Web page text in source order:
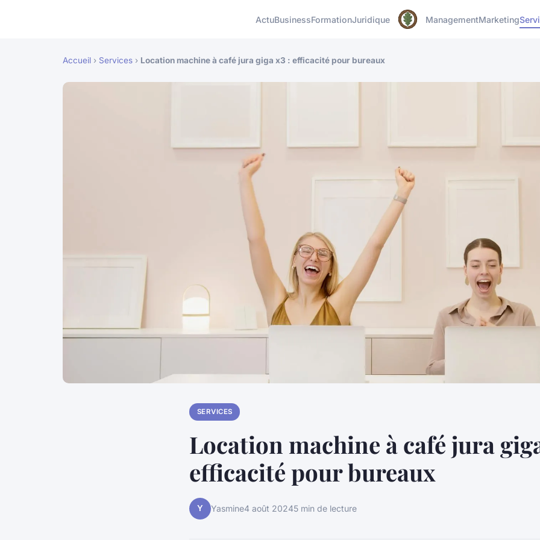
ActuBusinessFormationJuridique ManagementMarketing
Accueil › Services › Location machine à café jura giga x3 : efficacité pour bureaux
SERVICES
Location machine à café jura
efficacité pour bureaux
Y Yasmine4 août 20245 min de lecture